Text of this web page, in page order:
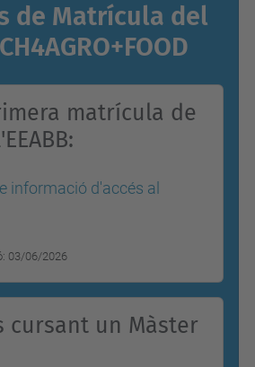
de Matrícula del
matrícula de
informació d'accés al
03/06/2026
cursant un Màster